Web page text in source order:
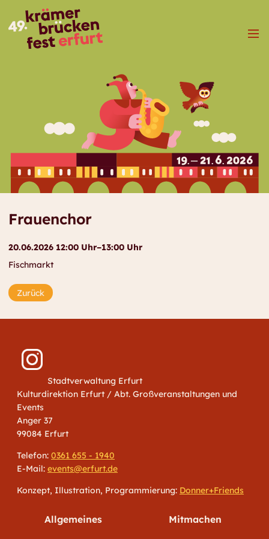
Menü
Frauenchor
20.06.2026 12:00 Uhr–13:00 Uhr
Fischmarkt
Zurück
Stadtverwaltung Erfurt
Kulturdirektion Erfurt / Abt. Großveranstaltungen und
Events
Anger 37
99084 Erfurt
Telefon: 0361 655 - 1940
E-Mail: events@erfurt.de
Konzept, Illustration, Programmierung: Donner+Friends
Allgemeines Mitmachen